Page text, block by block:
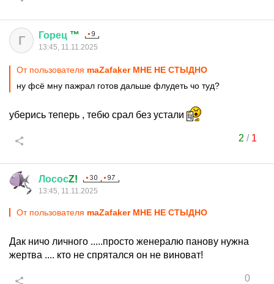
Г Горец ™
13:45, 11.11.2025
От пользователя maZafaker МНЕ НЕ СТЫДНО
ну фсё мну пажрал готов дальше флудеть чо туд?
уберись теперь , тебю срал без устали
2 / 1
ЛососZ!
13:45, 11.11.2025
От пользователя maZafaker МНЕ НЕ СТЫДНО
Дак ничо личного .....просто женералю панову нужна
жертва .... кто не спрятался он не виноват!
0